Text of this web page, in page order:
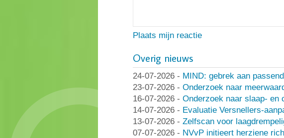
Plaats mijn reactie
Overig nieuws
24-07-2026 - MIND: gebrek aan
23-07-2026 - Onderzoek naar
16-07-2026 - Onderzoek naar slaap- en
14-07-2026 - Evaluatie Versnellers-
13-07-2026 - Zelfscan voor
07-07-2026 - NVvP initieert herziene